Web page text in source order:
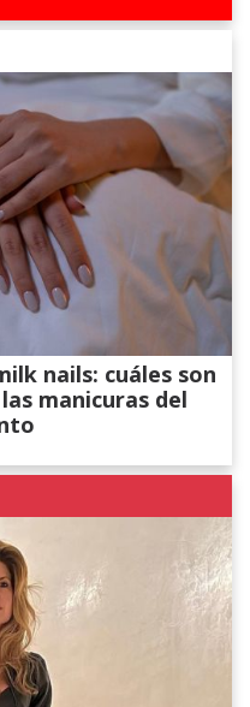
nails: cuáles son
manicuras del